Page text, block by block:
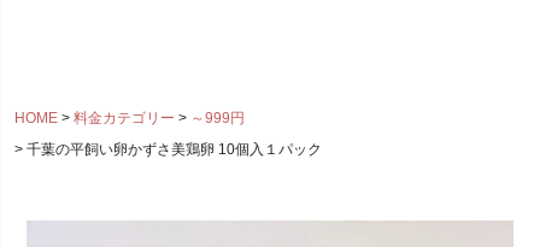
HOME 料金カテゴリー
～999円
千葉の平飼い卵かずさ美鶏卵 10個入１パック